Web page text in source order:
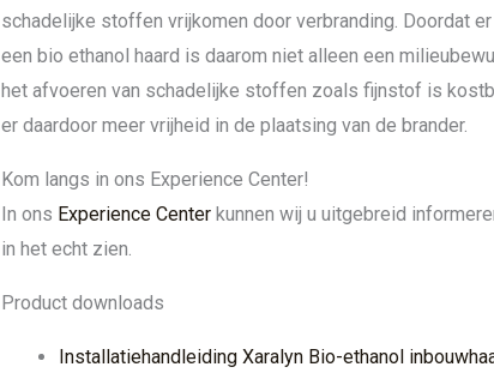
schadelijke stoffen vrijkomen door verbranding. Doordat
een bio ethanol haard is daarom niet alleen een
het afvoeren van schadelijke stoffen zoals fijnstof is
er daardoor meer vrijheid in de plaatsing van de brander.
Kom langs in ons Experience Center!
In ons Experience Centerkunnen wij u uitgebreid
in het echt zien.
Product downloads
Installatiehandleiding Xaralyn Bio-ethanol